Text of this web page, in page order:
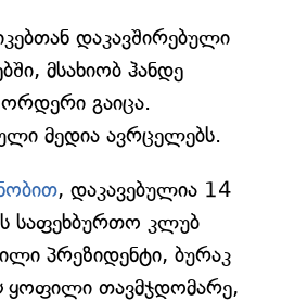
დაკავშირებული
მსახიობ ჰანდე
ორდერი გაიცა.
მედია ავრცელებს.
, დაკავებულია 14
საფეხბურთო კლუბ
პრეზიდენტი, ბურაკ
ყოფილი თავმჯდომარე,